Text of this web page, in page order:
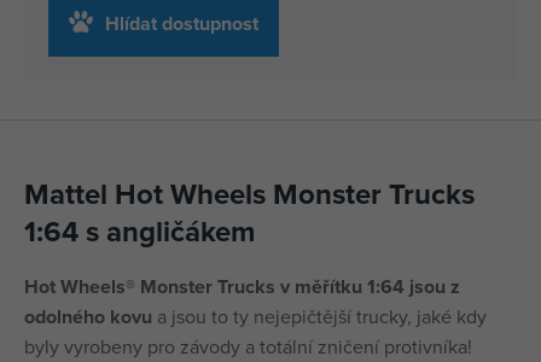
Hlídat dostupnost
Mattel Hot Wheels Monster Trucks
1:64 s angličákem
Hot Wheels® Monster Trucks v měřítku 1:64 jsou z
odolného kovu a jsou to ty nejepičtější trucky, jaké kdy
byly vyrobeny pro závody a totální zničení protivníka!